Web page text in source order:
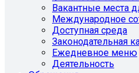
Вакантные места
Международное
Доступная среда
Законодательная
Ежедневное меню
Деятельность